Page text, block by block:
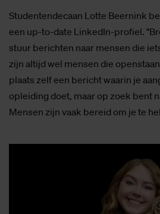
Studentendecaan Lotte Beernink
een up-to-date LinkedIn-profiel.
stuur berichten naar mensen die
zijn altijd wel mensen die
plaats zelf een bericht waarin je
opleiding doet, maar op zoek bent
Mensen zijn vaak bereid om je te